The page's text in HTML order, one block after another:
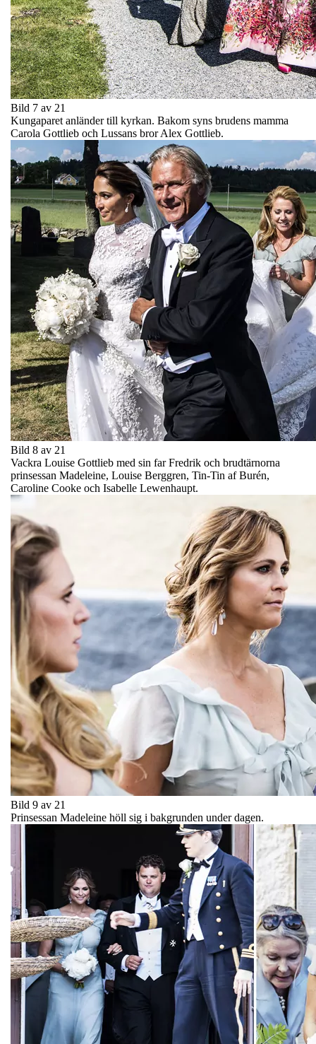
Bild 7 av 21
Kungaparet anländer till kyrkan. Bakom syns brudens mamma
Carola Gottlieb och Lussans bror Alex Gottlieb.
Bild 8 av 21
Vackra Louise Gottlieb med sin far Fredrik och brudtärnorna
prinsessan Madeleine, Louise Berggren, Tin-Tin af Burén,
Caroline Cooke och Isabelle Lewenhaupt.
Bild 9 av 21
Prinsessan Madeleine höll sig i bakgrunden under dagen.